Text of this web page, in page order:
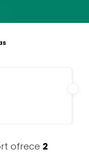
ofrece 2